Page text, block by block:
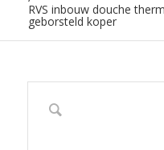
RVS inbouw douche
geborsteld koper